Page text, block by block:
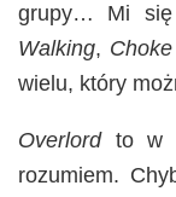
grupy… Mi
Walking,
wielu, który
Overlordto w
rozumiem.